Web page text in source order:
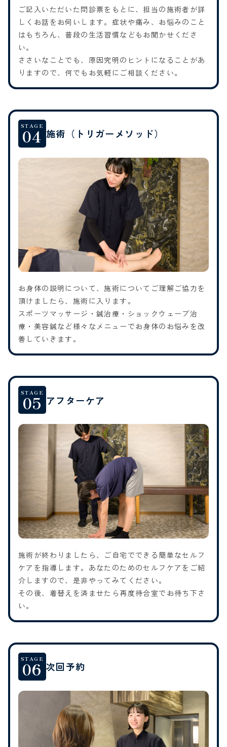
ご記入いただいた問診票をもとに、担当の施術者が詳
しくお話をお伺いします。症状や痛み、お悩みのこと
はもちろん、普段の生活習慣などもお聞かせくださ
い。
ささいなことでも、原因究明のヒントになることがあ
りますので、何でもお気軽にご相談ください。
STAGE
04 施術（トリガーメソッド）
お身体の説明について、施術についてご理解ご協力を
頂けましたら、施術に入ります。
スポーツマッサージ・鍼治療・ショックウェーブ治
療・美容鍼など様々なメニューでお身体のお悩みを改
善していきます。
STAGE
05 アフターケア
施術が終わりましたら、ご自宅でできる簡単なセルフ
ケアを指導します。あなたのためのセルフケアをご紹
介しますので、是非やってみてください。
その後、着替えを済ませたら再度待合室でお待ち下さ
い。
STAGE
06 次回予約